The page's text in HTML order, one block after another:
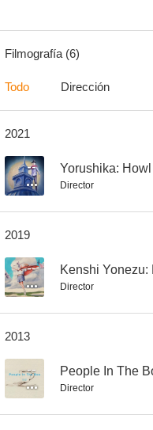
Filmografía (6)
Todo Dirección
2021
-- Yorushika:
Director
2019
-- Kenshi Yonezu:
Director
2013
-- People In The
Director